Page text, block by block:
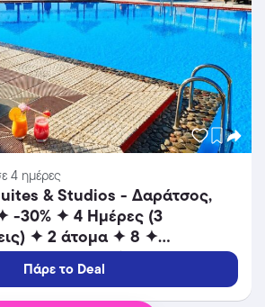
4 ημέρες
& Studios - Δαράτσος,
-30% ✦ 4 Ημέρες (3
✦ 2 άτομα ✦ 8 ✦
15/09/2026 ✦ Επιπλέον 1
ΔΩΡΟ και ΕΠΙΠΛΕΟΝ έως
Πάρε το Deal